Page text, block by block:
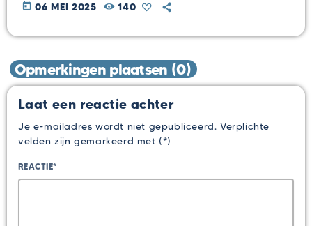
today 06 MEI 2025 140
Opmerkingen plaatsen (0)
Laat een reactie achter
Je e-mailadres wordt niet gepubliceerd. Verplichte
velden zijn gemarkeerd met (*)
REACTIE*